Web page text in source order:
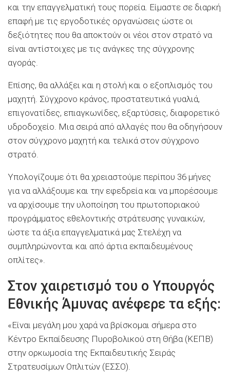
και την επαγγελματική τους πορεία. Είμαστε σε διαρκή
επαφή με τις εργοδοτικές οργανώσεις ώστε οι
δεξιότητες που θα αποκτούν οι νέοι στον στρατό να
είναι αντίστοιχες με τις ανάγκες της σύγχρονης
αγοράς.
Επίσης, θα αλλάξει και η στολή και ο εξοπλισμός του
μαχητή. Σύγχρονο κράνος, προστατευτικά γυαλιά,
επιγονατίδες, επιαγκωνίδες, εξαρτύσεις, διαφορετικό
υδροδοχείο. Μια σειρά από αλλαγές που θα οδηγήσουν
στον σύγχρονο μαχητή και τελικά στον σύγχρονο
στρατό.
Υπολογίζουμε ότι θα χρειαστούμε περίπου 36 μήνες
για να αλλάξουμε και την εφεδρεία και να μπορέσουμε
να αρχίσουμε την υλοποίηση του πρωτοποριακού
προγράμματος εθελοντικής στράτευσης γυναικών,
ώστε τα άξια επαγγελματικά μας Στελέχη να
συμπληρώνονται και από άρτια εκπαιδευμένους
οπλίτες».
Στον χαιρετισμό του ο Υπουργός
Εθνικής Άμυνας ανέφερε τα εξής:
«Είναι μεγάλη μου χαρά να βρίσκομαι σήμερα στο
Κέντρο Εκπαίδευσης Πυροβολικού στη Θήβα (ΚΕΠΒ)
στην ορκωμοσία της Εκπαιδευτικής Σειράς
Στρατευσίμων Οπλιτών (ΕΣΣΟ).